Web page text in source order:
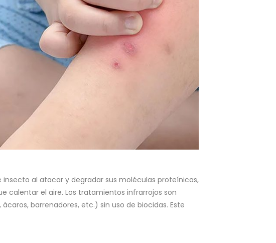
al atacar y degradar sus moléculas proteínicas,
calentar el aire. Los tratamientos infrarrojos son
barrenadores, etc.) sin uso de biocidas. Este